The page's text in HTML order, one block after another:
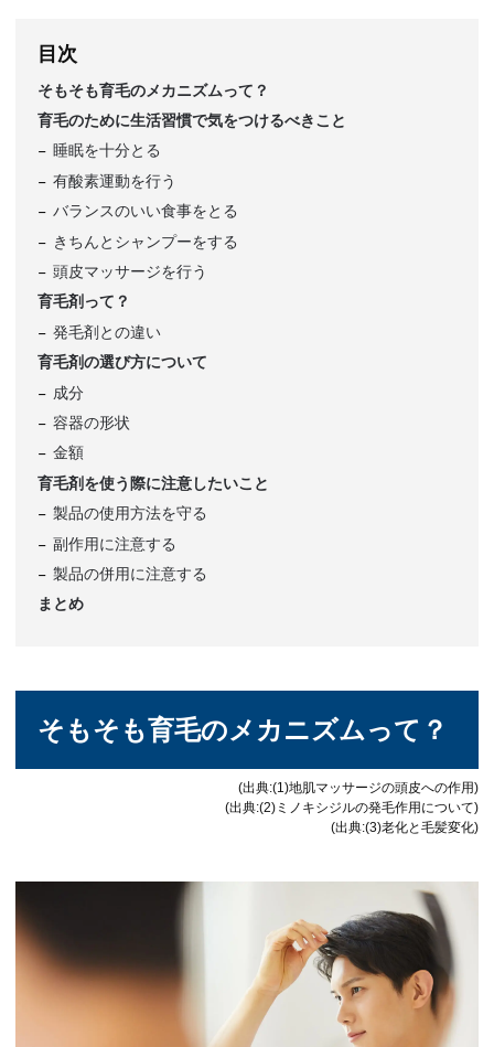
目次
そもそも育毛のメカニズムって？
育毛のために生活習慣で気をつけるべきこと
睡眠を十分とる
有酸素運動を行う
バランスのいい食事をとる
きちんとシャンプーをする
頭皮マッサージを行う
育毛剤って？
発毛剤との違い
育毛剤の選び方について
成分
容器の形状
金額
育毛剤を使う際に注意したいこと
製品の使用方法を守る
副作用に注意する
製品の併用に注意する
まとめ
そもそも育毛のメカニズムって？
(出典:(1)地肌マッサージの頭皮への作用)
(出典:(2)ミノキシジルの発毛作用について)
(出典:(3)老化と毛髪変化)